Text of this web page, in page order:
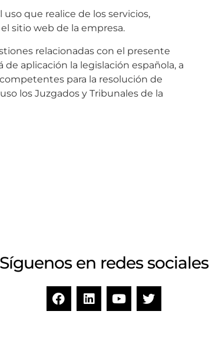
que realice de los servicios,
sitio web de la empresa.
relacionadas con el presente
aplicación la legislación española, a
para la resolución de
los Juzgados y Tribunales de la
Síguenos en redes sociales